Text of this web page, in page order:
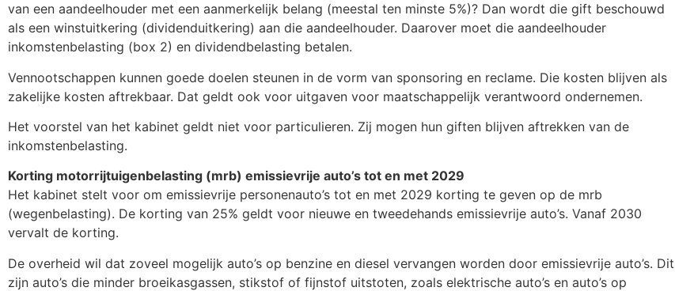
van een aandeelhouder met een aanmerkelijk belang (meestal ten minste 5%)? Dan wordt die gift beschouwd
als een winstuitkering (dividenduitkering) aan die aandeelhouder. Daarover moet die aandeelhouder
inkomstenbelasting (box 2) en dividendbelasting betalen.
Vennootschappen kunnen goede doelen steunen in de vorm van sponsoring en reclame. Die kosten blijven als
zakelijke kosten aftrekbaar. Dat geldt ook voor uitgaven voor maatschappelijk verantwoord ondernemen.
Het voorstel van het kabinet geldt niet voor particulieren. Zij mogen hun giften blijven aftrekken van de
inkomstenbelasting.
Korting motorrijtuigenbelasting (mrb) emissievrije auto’s tot en met 2029
Het kabinet stelt voor om emissievrije personenauto’s tot en met 2029 korting te geven op de mrb
(wegenbelasting). De korting van 25% geldt voor nieuwe en tweedehands emissievrije auto’s. Vanaf 2030
vervalt de korting.
De overheid wil dat zoveel mogelijk auto’s op benzine en diesel vervangen worden door emissievrije auto’s. Dit
zijn auto’s die minder broeikasgassen, stikstof of fijnstof uitstoten, zoals elektrische auto’s en auto’s op